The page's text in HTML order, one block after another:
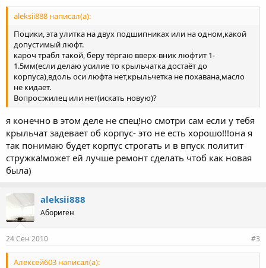
aleksii888 написал(а):
Поцики, эта улитка на двух подшипниках или на одном,какой
допустимый люфт.
кароч трабл такой, беру тёргаю вверх-вних люфтит 1-
1.5мм(если делаю усилие то крыльчатка достаёт до
корпуса),вдоль оси люфта нет,крыльчетка не похавана,масло
не кидает.
Вопрос:жилец или нет(искать новую)?
я конечно в этом деле не спец!но смотри сам если у тебя
крыльчат задевает об корпус- это не есть хорошо!!!она я
так понимаю будет корпус строгать и в впуск политит
стружка!может ей лучше ремонт сделать чтоб как новая
была)
aleksii888
Абориген
24 Сен 2010 #3
Алексей603 написал(а):